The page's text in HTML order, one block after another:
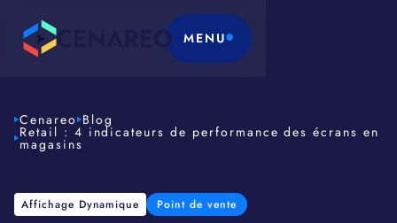
MENU
Cenareo Blog
Retail : 4 indicateurs de performance des écrans en
magasins
Affichage Dynamique Point de vente